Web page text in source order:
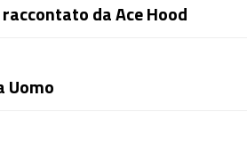
da Ace Hood
Uomo